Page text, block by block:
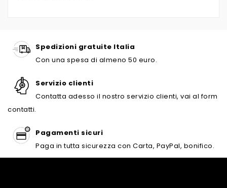
Spedizioni gratuite Italia
Con una spesa di almeno 50 euro.
Servizio clienti
Contatta adesso il nostro servizio clienti, vai al form
contatti.
Pagamenti sicuri
Paga in tutta sicurezza con Carta, PayPal, bonifico.